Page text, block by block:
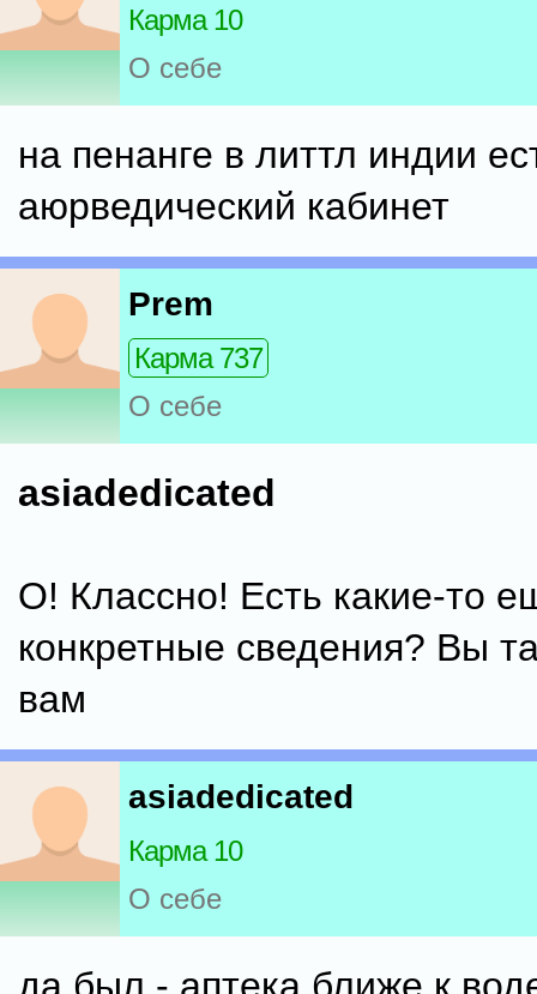
Карма 10
О себе
на пенанге в литтл индии
аюрведический кабинет
Prem
Карма 737
О себе
asiadedicated
О! Классно! Есть какие-то
конкретные сведения? Вы
вам
asiadedicated
Карма 10
О себе